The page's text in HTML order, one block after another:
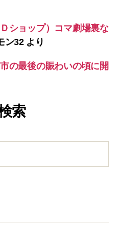
ショップ）コマ劇場裏な
ン32より
の最後の賑わいの頃に開
索